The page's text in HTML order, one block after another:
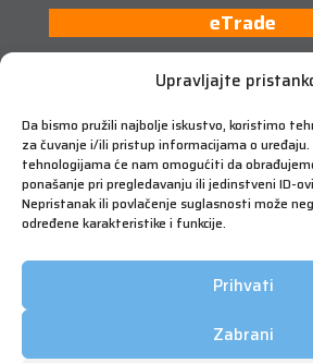
Upravljajte
Da bismo pružili najbolje iskustvo, koristimo
za čuvanje i/ili pristup informacijama o
tehnologijama će nam omogućiti da
ponašanje pri pregledavanju ili jedinstveni ID-
Nepristanak ili povlačenje suglasnosti može
određene karakteristike i funkcije.
Prihvati
Zabrani
eTrade